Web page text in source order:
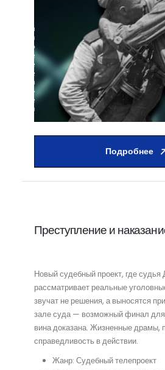
Подробнее
Преступление и
Новый судебный проект, где судья
рассматривает реальные
звучат не решения, а выносятся
зале суда — возможный финал для
вина доказана. Жизненные драмы,
справедливость в действии.
Жанр: Судебный телепроект